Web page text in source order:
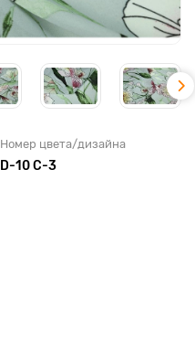
Номер цвета/дизайна
D-10 C-3